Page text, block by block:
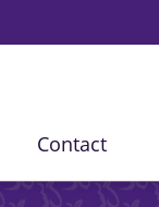
Contact